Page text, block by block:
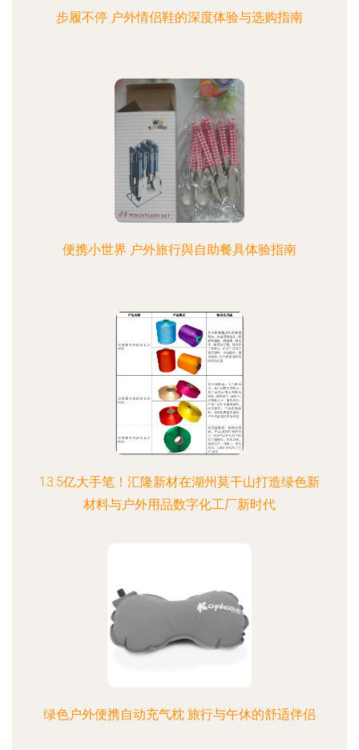
步履不停 户外情侣鞋的深度体验与选购指南
便携小世界 户外旅行與自助餐具体验指南
13.5亿大手笔！汇隆新材在湖州莫干山打造绿色新
材料与户外用品数字化工厂新时代
绿色户外便携自动充气枕 旅行与午休的舒适伴侣